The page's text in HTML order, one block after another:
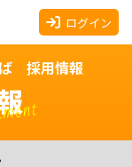
ログイン
採用情報